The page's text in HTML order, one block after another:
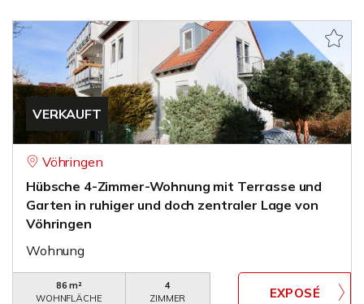
VERKAUFT
Vöhringen
Hübsche 4-Zimmer-Wohnung mit Terrasse und
Garten in ruhiger und doch zentraler Lage von
Vöhringen
Wohnung
86 m²
WOHNFLÄCHE
4
ZIMMER